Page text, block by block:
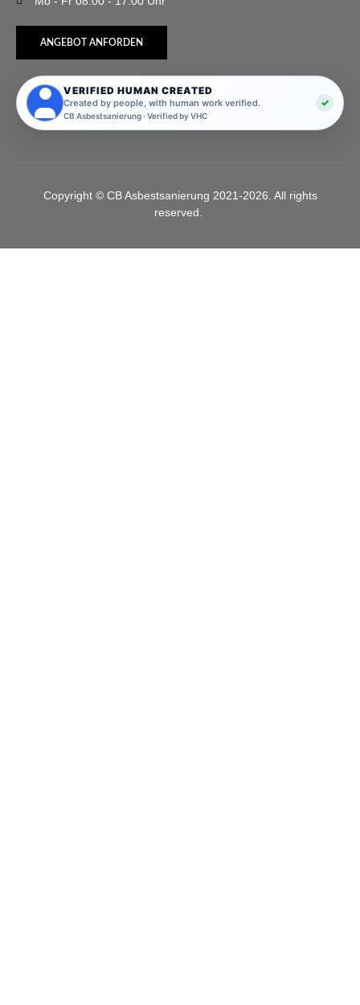
ANGEBOT ANFORDEN
VERIFIED HUMAN CREATED
Created by people, with human work verified.
CB Asbestsanierung · Verified by VHC
✓
Copyright © CB Asbestsanierung 2021-2026. All rights
reserved.